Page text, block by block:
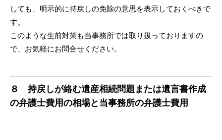
しても、明示的に持戻しの免除の意思を表示しておくべきで
す。
このような生前対策も当事務所では取り扱っておりますの
で、お気軽にお問合せください。
８ 持戻しが絡む遺産相続問題または遺言書作成
の弁護士費用の相場と当事務所の弁護士費用